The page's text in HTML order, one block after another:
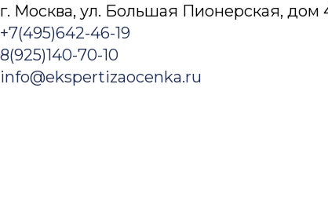
г. Москва, ул. Большая Пионерская, дом
+7(495)642-46-19
8(925)140-70-10
info@ekspertizaocenka.ru